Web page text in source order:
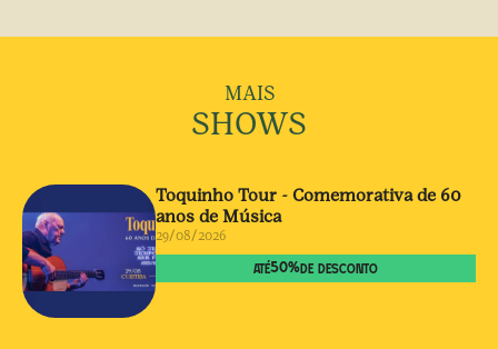
MAIS
SHOWS
Toquinho Tour - Comemorativa de 60
anos de Música
29/08/2026
ATÉ50%DE DESCONTO